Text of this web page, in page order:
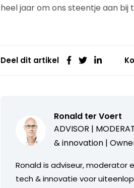
heel jaar om ons steentje aan bij
Deel dit artikel
Ronald ter Voert
ADVISOR |
& innovation |
Ronald is adviseur,
tech & innovatie voor